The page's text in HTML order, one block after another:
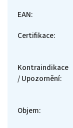
EAN:
Certifikace:
Kontraindikace
/ Upozornění:
Objem: